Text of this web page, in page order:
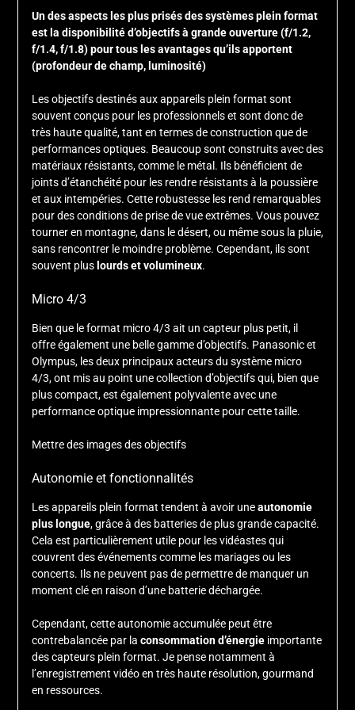
Un des aspects les plus prisés des systèmes plein format
est la disponibilité d’objectifs à grande ouverture (f/1.2,
f/1.4, f/1.8) pour tous les avantages qu’ils apportent
(profondeur de champ, luminosité)
Les objectifs destinés aux appareils plein format sont
souvent conçus pour les professionnels et sont donc de
très haute qualité, tant en termes de construction que de
performances optiques. Beaucoup sont construits avec des
matériaux résistants, comme le métal. Ils bénéficient de
joints d’étanchéité pour les rendre résistants à la poussière
et aux intempéries. Cette robustesse les rend remarquables
pour des conditions de prise de vue extrêmes. Vous pouvez
tourner en montagne, dans le désert, ou même sous la pluie,
sans rencontrer le moindre problème. Cependant, ils sont
souvent plus lourds et volumineux.
Micro 4/3
Bien que le format micro 4/3 ait un capteur plus petit, il
offre également une belle gamme d’objectifs. Panasonic et
Olympus, les deux principaux acteurs du système micro
4/3, ont mis au point une collection d’objectifs qui, bien que
plus compact, est également polyvalente avec une
performance optique impressionnante pour cette taille.
Mettre des images des objectifs
Autonomie et fonctionnalités
Les appareils plein format tendent à avoir uneautonomie
plus longue, grâce à des batteries de plus grande capacité.
Cela est particulièrement utile pour les vidéastes qui
couvrent des événements comme les mariages ou les
concerts. Ils ne peuvent pas de permettre de manquer un
moment clé en raison d’une batterie déchargée.
Cependant, cette autonomie accumulée peut être
contrebalancée par la consommation d’énergieimportante
des capteurs plein format. Je pense notamment à
l’enregistrement vidéo en très haute résolution, gourmand
en ressources.